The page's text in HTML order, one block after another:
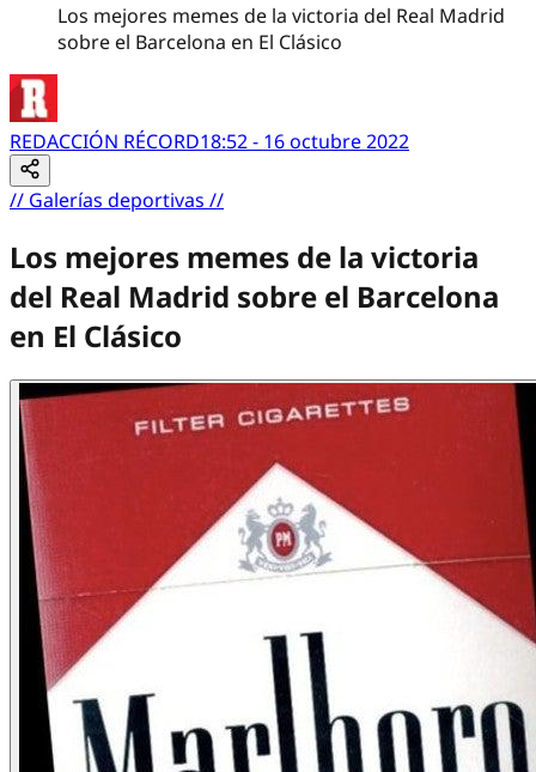
Los mejores memes de la victoria del Real Madrid
sobre el Barcelona en El Clásico
REDACCIÓN RÉCORD18:52 - 16 octubre 2022
// Galerías deportivas //
Los mejores memes de la victoria
del Real Madrid sobre el Barcelona
en El Clásico